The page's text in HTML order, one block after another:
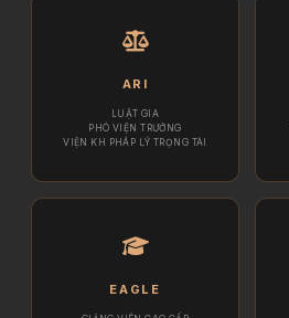
ARI
LUẬT GIA
PHÓ VIỆN TRƯỞNG
VIỆN KH PHÁP LÝ TRỌNG TÀI
EAGLE